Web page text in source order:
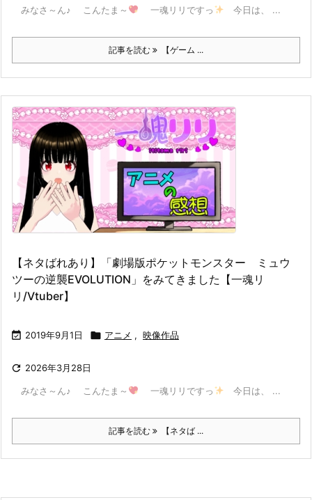
みなさ～ん♪ こんたま～ 一魂リリですっ 今日は、 ...
記事を読む 【ゲーム ...
【ネタばれあり】「劇場版ポケットモンスター ミュウ
ツーの逆襲EVOLUTION」をみてきました【一魂リ
リ/Vtuber】
 2019年9月1日  アニメ , 映像作品
 2026年3月28日
みなさ～ん♪ こんたま～ 一魂リリですっ 今日は、 ...
記事を読む 【ネタば ...